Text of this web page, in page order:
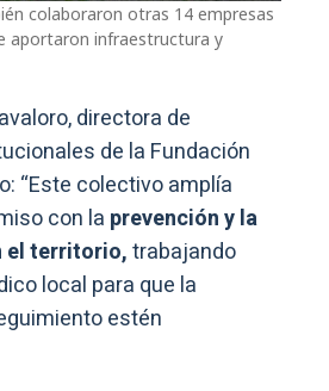
colaboraron otras 14 empresas
aportaron infraestructura y
directora de
de la Fundación
“Este colectivo amplía
con la prevención y la
el territorio,trabajando
local para que la
estén